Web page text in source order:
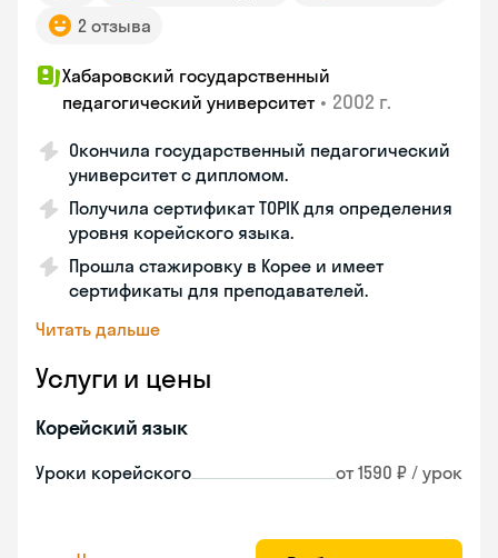
2 отзыва
Хабаровский государственный
педагогический университет • 2002 г.
Окончила государственный педагогический
университет с дипломом.
Получила сертификат TOPIK для определения
уровня корейского языка.
Прошла стажировку в Корее и имеет
сертификаты для преподавателей.
Читать дальше
Услуги и цены
Корейский язык
Уроки корейского от 1590 ₽ / урок